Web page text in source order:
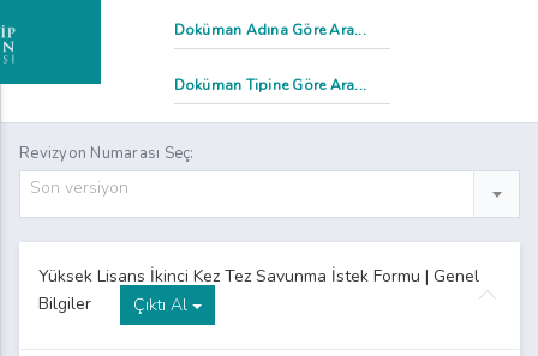
Revizyon Numarası Seç:
Son versiyon
Yüksek Lisans İkinci Kez Tez Savunma İstek Formu | Genel
Bilgiler
Çıktı Al